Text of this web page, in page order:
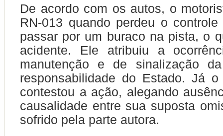
De acordo com os autos, o
RN-013 quando perdeu o
passar por um buraco na pista, o
acidente. Ele atribuiu a
manutenção e de sinalização
responsabilidade do Estado. Já
contestou a ação, alegando
causalidade entre sua suposta
sofrido pela parte autora.